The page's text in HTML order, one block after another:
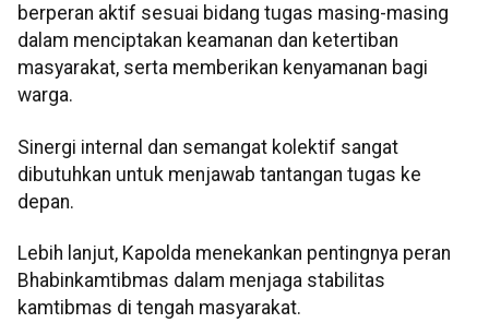
berperan aktif sesuai bidang tugas masing-masing
dalam menciptakan keamanan dan ketertiban
masyarakat, serta memberikan kenyamanan bagi
warga.
Sinergi internal dan semangat kolektif sangat
dibutuhkan untuk menjawab tantangan tugas ke
depan.
Lebih lanjut, Kapolda menekankan pentingnya peran
Bhabinkamtibmas dalam menjaga stabilitas
kamtibmas di tengah masyarakat.